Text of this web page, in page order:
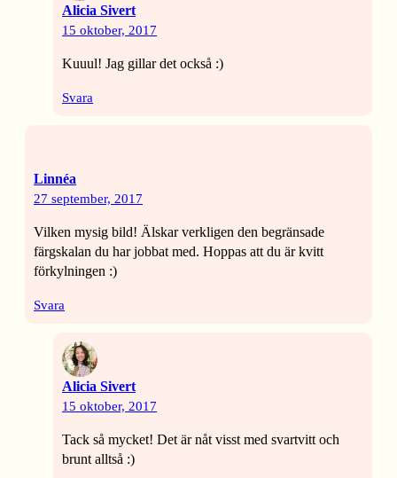
Alicia Sivert
15 oktober, 2017
Kuuul! Jag gillar det också :)
Svara
Linnéa
27 september, 2017
Vilken mysig bild! Älskar verkligen den begränsade
färgskalan du har jobbat med. Hoppas att du är kvitt
förkylningen :)
Svara
Alicia Sivert
15 oktober, 2017
Tack så mycket! Det är nåt visst med svartvitt och
brunt alltså :)